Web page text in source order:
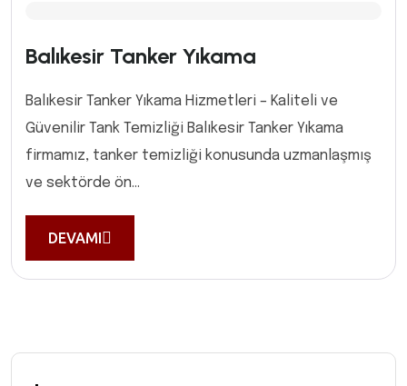
Balıkesir Tanker Yıkama
Balıkesir Tanker Yıkama Hizmetleri – Kaliteli ve
Güvenilir Tank Temizliği Balıkesir Tanker Yıkama
firmamız, tanker temizliği konusunda uzmanlaşmış
ve sektörde ön...
DEVAMI